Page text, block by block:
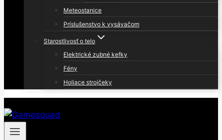
Meteostanice
Príslušenstvo k vysávačom
Starostlivosť o telo
Elektrické zubné kefky
Fény
Holiace strojčeky